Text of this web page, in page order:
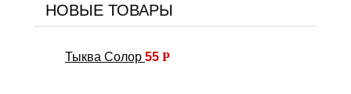
НОВЫЕ ТОВАРЫ
Тыква Солор 55 Р